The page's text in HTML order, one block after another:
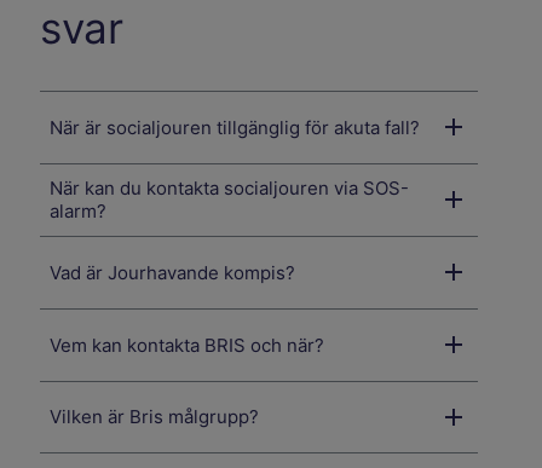
svar
När är socialjouren tillgänglig för akuta fall?
När kan du kontakta socialjouren via SOS-
alarm?
Vad är Jourhavande kompis?
Vem kan kontakta BRIS och när?
Vilken är Bris målgrupp?